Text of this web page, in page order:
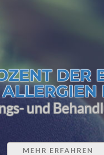
DER
und
MEHR ERFAHREN